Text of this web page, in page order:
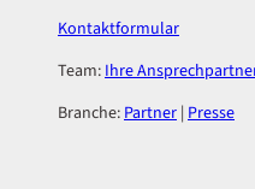
Kontaktformular
Team: Ihre
Branche: Partner | Presse